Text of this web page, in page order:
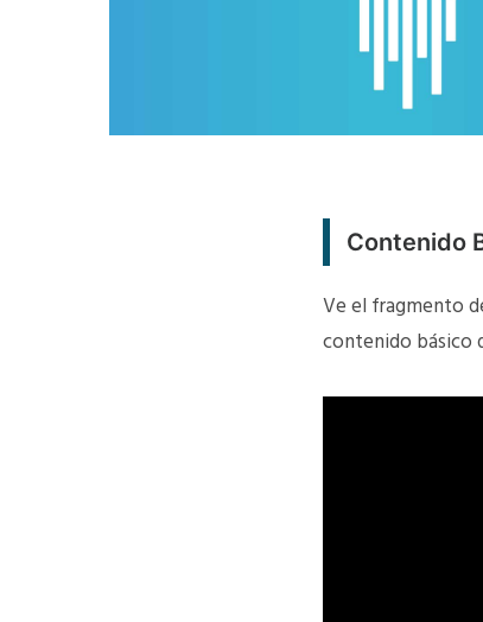
Contenido
Ve el fragmento
contenido básico